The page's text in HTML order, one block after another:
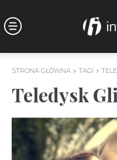
STRONA GŁÓWNA TAGI
Teledysk